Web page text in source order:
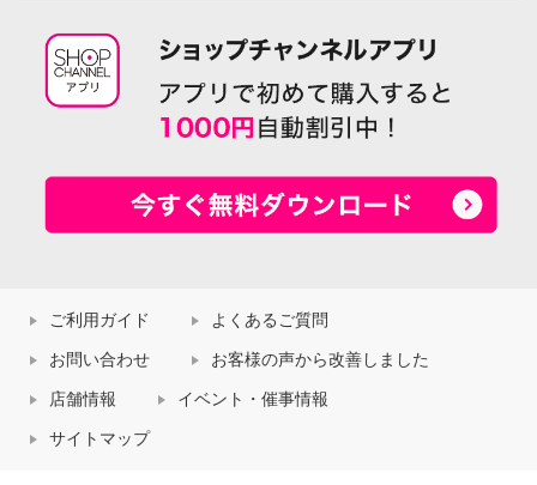
ご利用ガイド よくあるご質問
お問い合わせ お客様の声から改善しました
店舗情報 イベント・催事情報
サイトマップ